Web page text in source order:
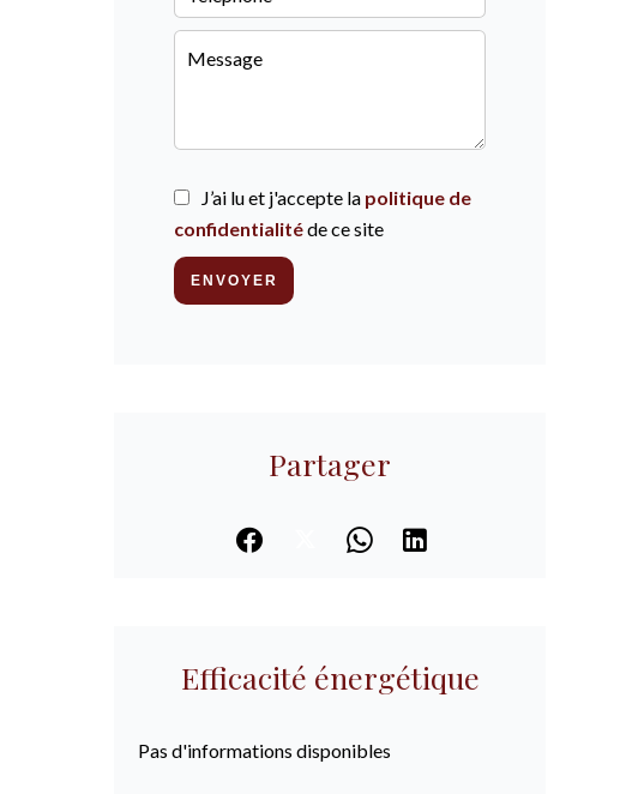
J’ai lu et j'accepte la politique de
confidentialitéde ce site
ENVOYER
Partager
Efficacité énergétique
Pas d'informations disponibles